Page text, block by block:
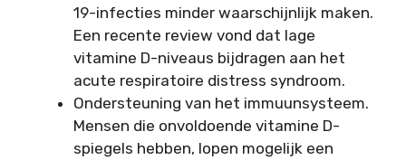
19-infecties minder waarschijnlijk maken.
Een recente review vond dat lage
vitamine D-niveaus bijdragen aan het
acute respiratoire distress syndroom.
Ondersteuning van het immuunsysteem.
Mensen die onvoldoende vitamine D-
spiegels hebben, lopen mogelijk een